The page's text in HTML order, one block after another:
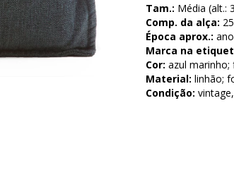
Tam.: Média (alt.:
Comp. da alça:
Época aprox.:
Marca na
Cor: azul
Material: linhão;
Condição: